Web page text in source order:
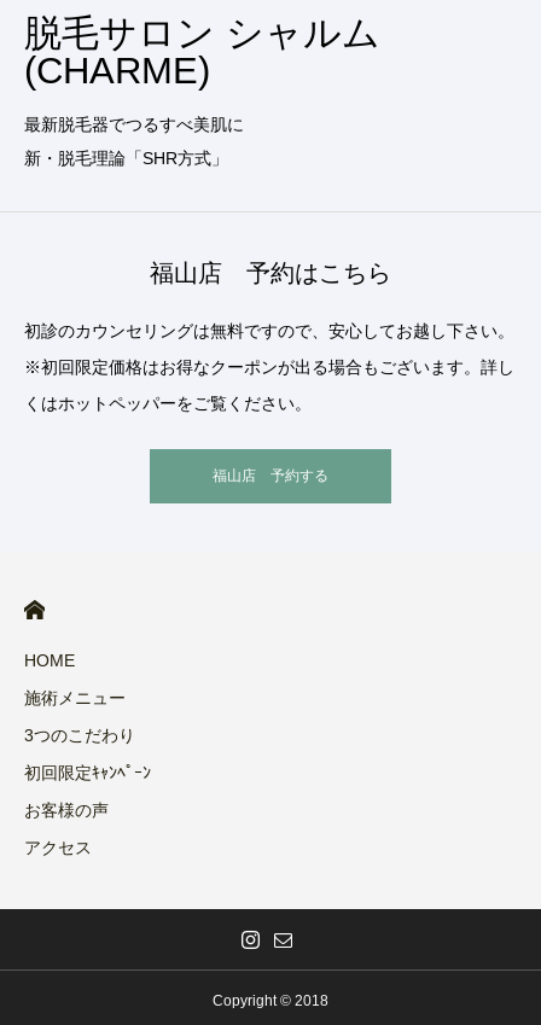
脱毛サロン シャルム
(CHARME)
最新脱毛器でつるすべ美肌に
新・脱毛理論「SHR方式」
福山店 予約はこちら
初診のカウンセリングは無料ですので、安心してお越し下さい。
※初回限定価格はお得なクーポンが出る場合もございます。詳し
くはホットペッパーをご覧ください。
福山店 予約する
HOME
施術メニュー
3つのこだわり
初回限定ｷｬﾝﾍﾟｰﾝ
お客様の声
アクセス
Copyright © 2018